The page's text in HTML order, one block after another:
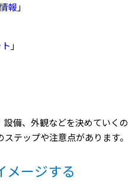
報 」
」
備、外観などを決めていくの
テップや注意点があります。
メージする